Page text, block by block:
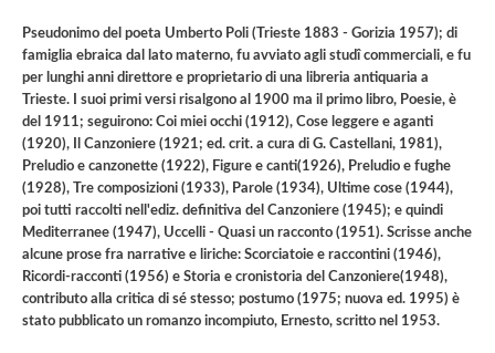
Pseudonimo del poeta Umberto Poli (Trieste 1883 - Gorizia 1957); di
famiglia ebraica dal lato materno, fu avviato agli studî commerciali, e fu
per lunghi anni direttore e proprietario di una libreria antiquaria a
Trieste. I suoi primi versi risalgono al 1900 ma il primo libro, Poesie, è
del 1911; seguirono: Coi miei occhi (1912), Cose leggere e aganti
(1920), Il Canzoniere (1921; ed. crit. a cura di G. Castellani, 1981),
Preludio e canzonette (1922), Figure e canti(1926), Preludio e fughe
(1928), Tre composizioni (1933), Parole (1934), Ultime cose (1944),
poi tutti raccolti nell'ediz. definitiva del Canzoniere (1945); e quindi
Mediterranee (1947), Uccelli - Quasi un racconto (1951). Scrisse anche
alcune prose fra narrative e liriche: Scorciatoie e raccontini (1946),
Ricordi-racconti (1956) e Storia e cronistoria del Canzoniere(1948),
contributo alla critica di sé stesso; postumo (1975; nuova ed. 1995) è
stato pubblicato un romanzo incompiuto, Ernesto, scritto nel 1953.